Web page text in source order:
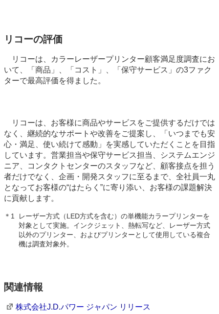
リコーの評価
リコーは、カラーレーザープリンター顧客満足度調査にお
いて、「商品」、「コスト」、「保守サービス」の3ファク
ターで最高評価を得ました。
リコーは、お客様に商品やサービスをご提供するだけでは
なく、継続的なサポートや改善をご提案し、「いつまでも安
心・満足、使い続けて感動」を実感していただくことを目指
しています。営業担当や保守サービス担当、システムエンジ
ニア、コンタクトセンターのスタッフなど、顧客接点を担う
者だけでなく、企画・開発スタッフに至るまで、全社員一丸
となってお客様の“はたらく”に寄り添い、お客様の課題解決
に貢献します。
＊1
レーザー方式（LED方式を含む）の単機能カラープリンターを
対象として実施。インクジェット、熱転写など、レーザー方式
以外のプリンター、およびプリンターとして使用している複合
機は調査対象外。
関連情報
株式会社J.D.パワー ジャパン リリース